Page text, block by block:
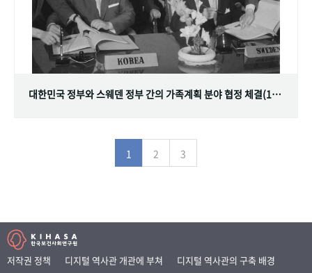
대한민국 정부와 스웨덴 정부 간의 가족계획 분야 협정 체결(1968.07.12)
1 2 3
저작권 정책 디지털 역사관 개관에 부쳐
디지털 역사관의 구축 배경